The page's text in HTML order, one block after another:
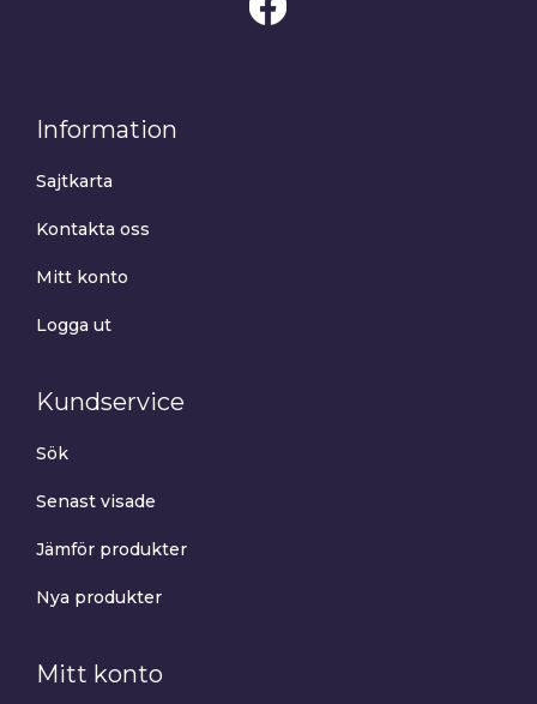
Information
Sajtkarta
Kontakta oss
Mitt konto
Logga ut
Kundservice
Sök
Senast visade
Jämför produkter
Nya produkter
Mitt konto